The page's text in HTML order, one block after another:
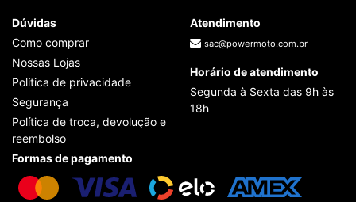
Dúvidas
Como comprar
Nossas Lojas
Política de privacidade
Segurança
Política de troca, devolução e
reembolso
Atendimento
sac@powermoto.com.br
Horário de atendimento
Segunda à Sexta das 9h às
18h
Formas de pagamento